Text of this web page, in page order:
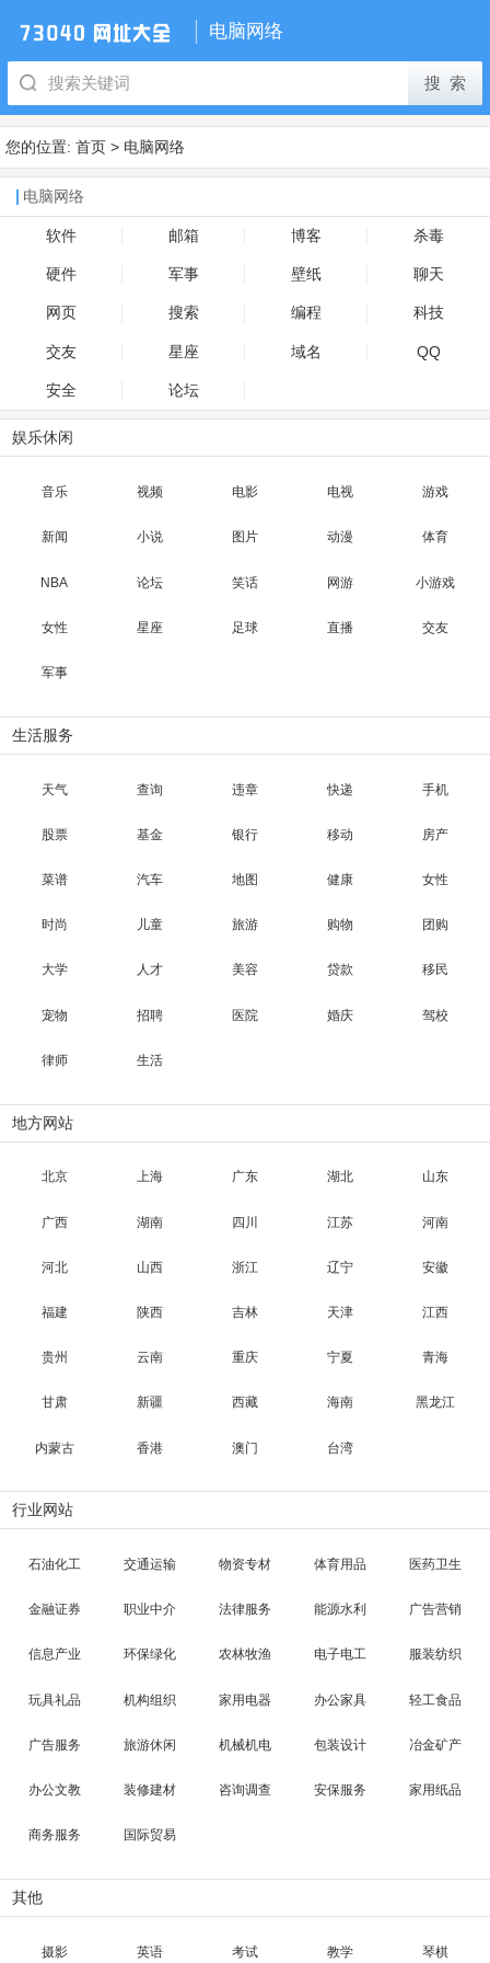
电脑网络
您的位置: 首页 > 电脑网络
电脑网络
软件 邮箱 博客 杀毒
硬件 军事 壁纸 聊天
网页 搜索 编程 科技
交友 星座 域名 QQ
安全 论坛
娱乐休闲
音乐 视频 电影 电视 游戏
新闻 小说 图片 动漫 体育
NBA 论坛 笑话 网游 小游戏
女性 星座 足球 直播 交友
军事
生活服务
天气 查询 违章 快递 手机
股票 基金 银行 移动 房产
菜谱 汽车 地图 健康 女性
时尚 儿童 旅游 购物 团购
大学 人才 美容 贷款 移民
宠物 招聘 医院 婚庆 驾校
律师 生活
地方网站
北京 上海 广东 湖北 山东
广西 湖南 四川 江苏 河南
河北 山西 浙江 辽宁 安徽
福建 陕西 吉林 天津 江西
贵州 云南 重庆 宁夏 青海
甘肃 新疆 西藏 海南 黑龙江
内蒙古 香港 澳门 台湾
行业网站
石油化工 交通运输 物资专材 体育用品 医药卫生
金融证券 职业中介 法律服务 能源水利 广告营销
信息产业 环保绿化 农林牧渔 电子电工 服装纺织
玩具礼品 机构组织 家用电器 办公家具 轻工食品
广告服务 旅游休闲 机械机电 包装设计 冶金矿产
办公文教 装修建材 咨询调查 安保服务 家用纸品
商务服务 国际贸易
其他
摄影 英语 考试 教学 琴棋